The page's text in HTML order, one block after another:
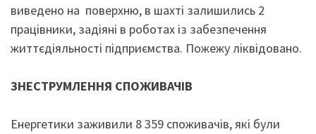
виведено на поверхню, в шахті залишились 2
працівники, задіяні в роботах із забезпечення
життєдіяльності підприємства. Пожежу ліквідовано.
ЗНЕСТРУМЛЕННЯ СПОЖИВАЧІВ
Енергетики заживили 8 359 споживачів, які були